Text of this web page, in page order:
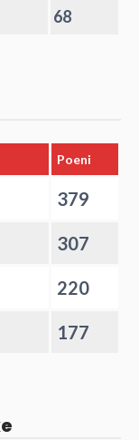
68
Poeni
379
307
220
177